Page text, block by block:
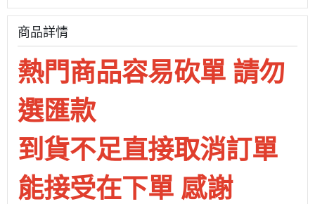
商品詳情
熱門商品容易砍單 請勿
選匯款
到貨不足直接取消訂單
能接受在下單 感謝